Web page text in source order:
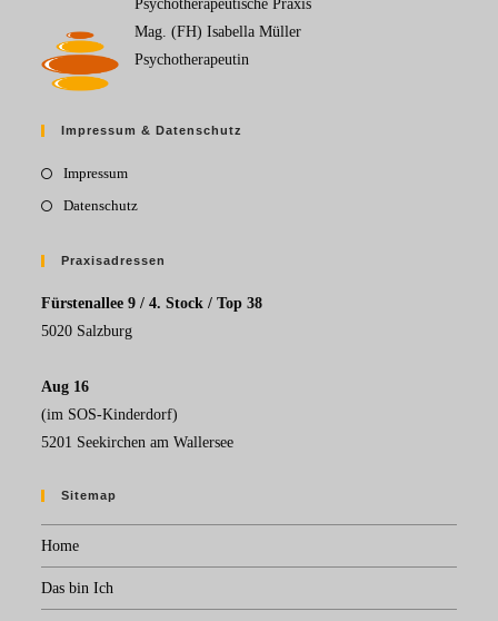
Psychotherapeutische Praxis
Mag. (FH) Isabella Müller
Psychotherapeutin
Impressum & Datenschutz
Impressum
Datenschutz
Praxisadressen
Fürstenallee 9 / 4. Stock / Top 38
5020 Salzburg
Aug 16
(im SOS-Kinderdorf)
5201 Seekirchen am Wallersee
Sitemap
Home
Das bin Ich